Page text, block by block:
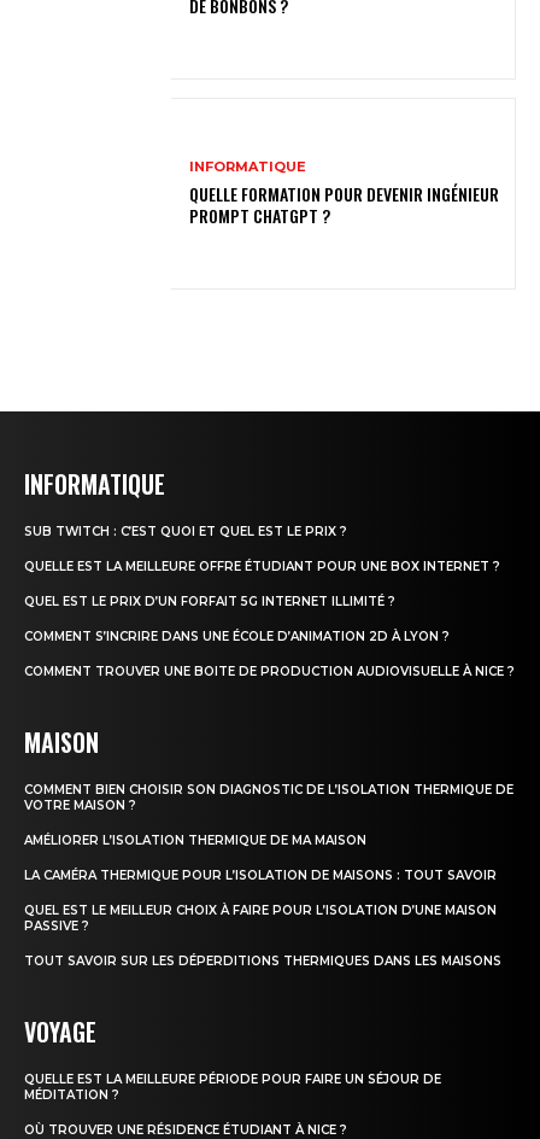
DE BONBONS ?
INFORMATIQUE
QUELLE FORMATION POUR DEVENIR INGÉNIEUR
PROMPT CHATGPT ?
INFORMATIQUE
SUB TWITCH : C’EST QUOI ET QUEL EST LE PRIX ?
QUELLE EST LA MEILLEURE OFFRE ÉTUDIANT POUR UNE BOX INTERNET ?
QUEL EST LE PRIX D’UN FORFAIT 5G INTERNET ILLIMITÉ ?
COMMENT S’INCRIRE DANS UNE ÉCOLE D’ANIMATION 2D À LYON ?
COMMENT TROUVER UNE BOITE DE PRODUCTION AUDIOVISUELLE À NICE ?
MAISON
COMMENT BIEN CHOISIR SON DIAGNOSTIC DE L’ISOLATION THERMIQUE DE
VOTRE MAISON ?
AMÉLIORER L’ISOLATION THERMIQUE DE MA MAISON
LA CAMÉRA THERMIQUE POUR L’ISOLATION DE MAISONS : TOUT SAVOIR
QUEL EST LE MEILLEUR CHOIX À FAIRE POUR L’ISOLATION D’UNE MAISON
PASSIVE ?
TOUT SAVOIR SUR LES DÉPERDITIONS THERMIQUES DANS LES MAISONS
VOYAGE
QUELLE EST LA MEILLEURE PÉRIODE POUR FAIRE UN SÉJOUR DE
MÉDITATION ?
OÙ TROUVER UNE RÉSIDENCE ÉTUDIANT À NICE ?